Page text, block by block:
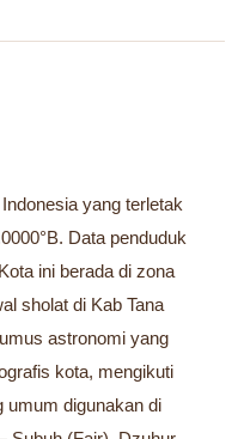
yang terletak
Data penduduk
ini berada di zona
sholat di Kab Tana
astronomi yang
kota, mengikuti
umum digunakan di